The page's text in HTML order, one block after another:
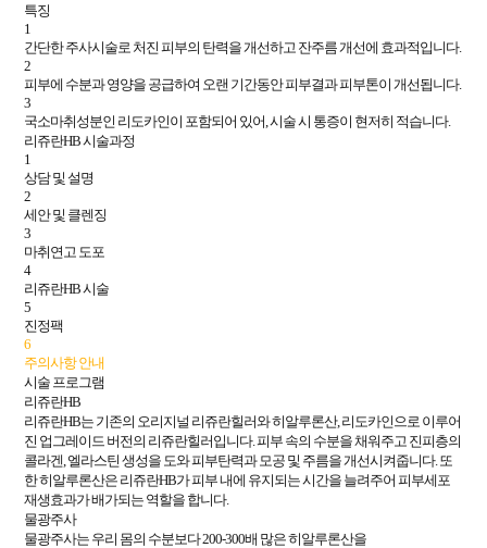
특징
1
간단한 주사시술로 처진 피부의 탄력을 개선하고 잔주름 개선에 효과적입니다.
2
피부에 수분과 영양을 공급하여 오랜 기간동안 피부결과 피부톤이 개선됩니다.
3
국소마취성분인 리도카인이 포함되어 있어, 시술 시 통증이 현저히 적습니다.
리쥬란HB 시술과정
1
상담 및 설명
2
세안 및 클렌징
3
마취연고 도포
4
리쥬란HB 시술
5
진정팩
6
주의사항 안내
시술 프로그램
리쥬란HB
리쥬란HB는 기존의 오리지널 리쥬란힐러와 히알루론산, 리도카인으로 이루어
진 업그레이드 버전의 리쥬란힐러입니다. 피부 속의 수분을 채워주고 진피층의
콜라겐, 엘라스틴 생성을 도와 피부탄력과 모공 및 주름을 개선시켜줍니다. 또
한 히알루론산은 리쥬란HB가 피부 내에 유지되는 시간을 늘려주어 피부세포
재생효과가 배가되는 역할을 합니다.
물광주사
물광주사는 우리 몸의 수분보다 200-300배 많은 히알루론산을